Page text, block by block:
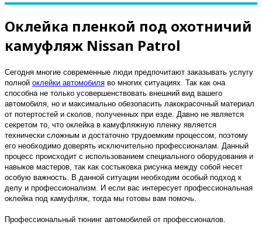
Оклейка пленкой под охотничий
камуфляж Nissan Patrol
Сегодня многие современные люди предпочитают заказывать услугу
полной оклейки автомобиля во многих ситуациях. Так как она
способна не только усовершенствовать внешний вид вашего
автомобиля, но и максимально обезопасить лакокрасочный материал
от потертостей и сколов, полученных при езде. Давно не является
секретом то, что оклейка в камуфляжную пленку является
технически сложным и достаточно трудоемким процессом, поэтому
его необходимо доверять исключительно профессионалам. Данный
процесс происходит с использованием специального оборудования и
навыков мастеров, так как состыковка рисунка между собой несет
особую важность. В данной ситуации необходим особый подход к
делу и профессионализм. И если вас интересует профессиональная
оклейка под камуфляж, тогда мы готовы вам помочь.
Профессиональный тюнинг автомобилей от профессионалов.